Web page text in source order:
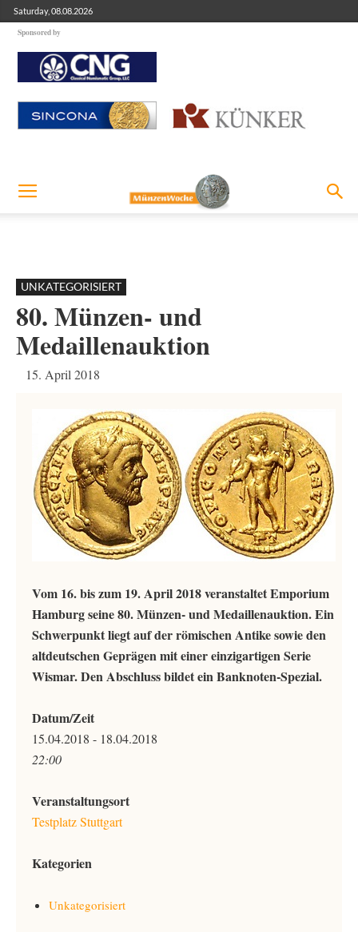
Saturday, 08.08.2026
Sponsored by
UNKATEGORISIERT
80. Münzen- und
Medaillenauktion
15. April 2018
Vom 16. bis zum 19. April 2018 veranstaltet Emporium
Hamburg seine 80. Münzen- und Medaillenauktion. Ein
Schwerpunkt liegt auf der römischen Antike sowie den
altdeutschen Geprägen mit einer einzigartigen Serie
Wismar. Den Abschluss bildet ein Banknoten-Spezial.
Datum/Zeit
15.04.2018 - 18.04.2018
22:00
Veranstaltungsort
Testplatz Stuttgart
Kategorien
Unkategorisiert